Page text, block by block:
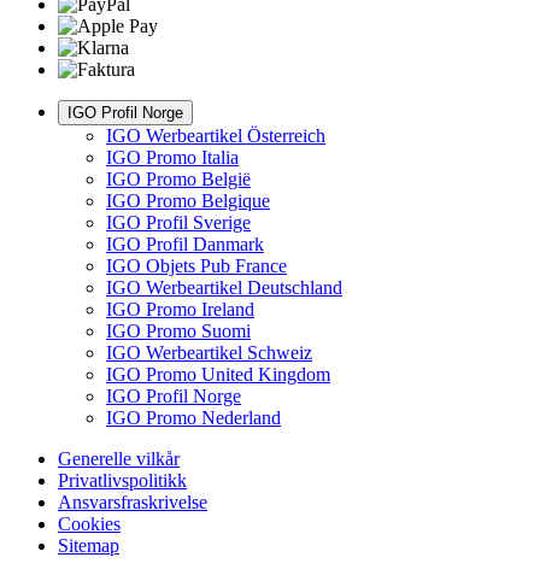
IGO Profil Norge
IGO Werbeartikel Österreich
IGO Promo Italia
IGO Promo België
IGO Promo Belgique
IGO Profil Sverige
IGO Profil Danmark
IGO Objets Pub France
IGO Werbeartikel Deutschland
IGO Promo Ireland
IGO Promo Suomi
IGO Werbeartikel Schweiz
IGO Promo United Kingdom
IGO Profil Norge
IGO Promo Nederland
Generelle vilkår
Privatlivspolitikk
Ansvarsfraskrivelse
Cookies
Sitemap